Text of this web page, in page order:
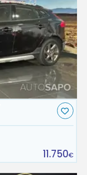
11.750€